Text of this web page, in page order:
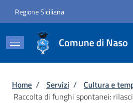
Regione Siciliana
Comune di Naso
Briciole di pane
Home / Servizi / Cultura e
Raccolta di funghi spontanei: